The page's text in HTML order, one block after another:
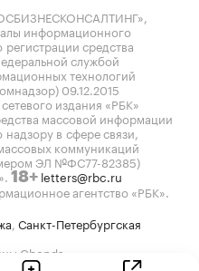
информационного
регистрации средства
службой
технологий
09.12.2015
издания «РБК»
массовой информации
в сфере связи,
коммуникаций
ЭЛ №ФС77-82385)
18+ letters@rbc.ru
агентство «РБК».
Санкт-Петербургская
Cbonds.